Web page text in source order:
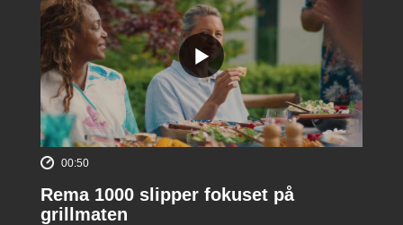
00:50
Rema 1000 slipper fokuset på
grillmaten